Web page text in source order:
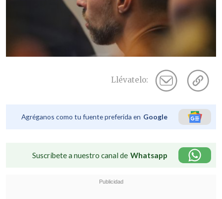
Llévatelo:
Agréganos como tu fuente preferida en Google
Suscríbete a nuestro canal de Whatsapp